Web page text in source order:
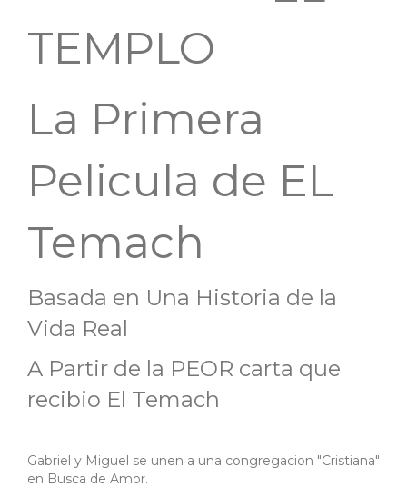
TEMPLO
La Primera
Pelicula de EL
Temach
Basada en Una Historia de la
Vida Real
A Partir de la PEOR carta que
recibio El Temach
Gabriel y Miguel se unen a una congregacion "Cristiana"
en Busca de Amor.